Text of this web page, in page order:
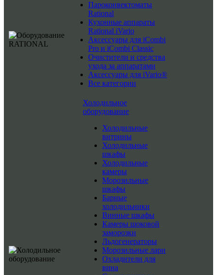
Пароконвектоматы
Rational
Кухонные аппараты
Rational iVario
Аксессуары для iCombi
Pro и iCombi Classic
Очистители и средства
ухода за аппаратами
Аксессуары для iVario®
Все категории
Холодильное
оборудование
Холодильные
витрины
Холодильные
шкафы
Холодильные
камеры
Морозильные
шкафы
Барные
холодильники
Винные шкафы
Камеры шоковой
заморозки
Льдогенераторы
Морозильные лари
Охладители для
вина